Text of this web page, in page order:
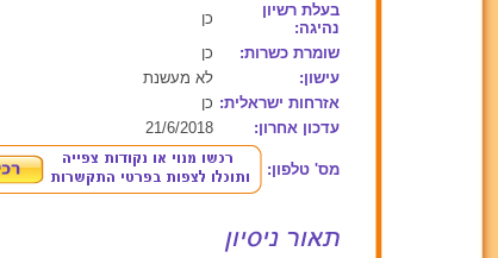
בעלת רשיון
נהיגה:
כן
שומרת כשרות:
כן
עישון:
לא מעשנת
אזרחות ישראלית: כן
עדכון אחרון:
21/6/2018
מס' טלפון: